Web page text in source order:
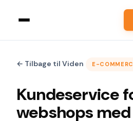
← Tilbage til Viden E-
Kundeservice
webshops med